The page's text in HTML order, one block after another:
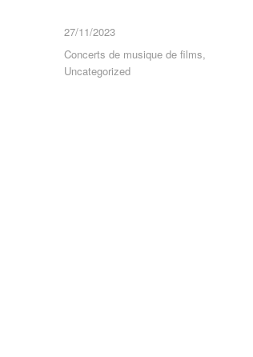
Publié
le
27/11/2023
Catégories
Concerts de musique de films,
Uncategorized